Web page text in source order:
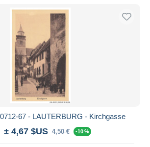
67 - LAUTERBURG - Kirchgasse
± 4,67 $US 4,50 € -10 %